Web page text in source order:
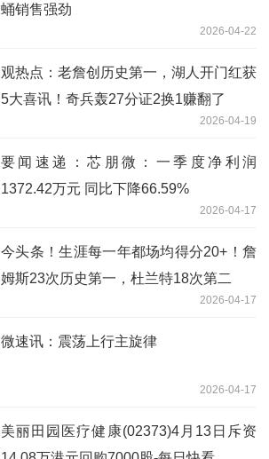
蛹销售强劲
2026-04-22
观热点：老詹创历史第一，湖人开门红获
5大喜讯！奇兵轰27分证2换1赚翻了
2026-04-19
要闻速递：芯朋微：一季度净利润
1372.42万元 同比下降66.59%
2026-04-17
今头条！生涯每一年都场均得分20+！詹
姆斯23次历史第一，杜兰特18次第二
2026-04-17
微速讯：震荡上行主旋律
2026-04-17
美丽田园医疗健康(02373)4月13日斥资